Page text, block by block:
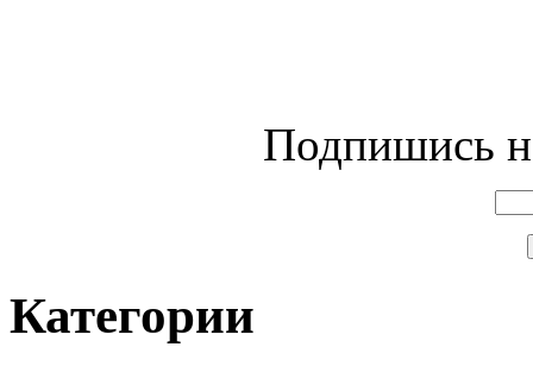
Подпишись
Категории